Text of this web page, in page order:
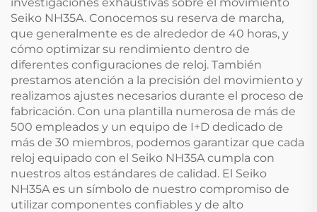
Seiko NH35A. Conocemos su reserva de marcha,
que generalmente es de alrededor de 40 horas, y
cómo optimizar su rendimiento dentro de
diferentes configuraciones de reloj. También
prestamos atención a la precisión del movimiento y
realizamos ajustes necesarios durante el proceso de
fabricación. Con una plantilla numerosa de más de
500 empleados y un equipo de I+D dedicado de
más de 30 miembros, podemos garantizar que cada
reloj equipado con el Seiko NH35A cumpla con
nuestros altos estándares de calidad. El Seiko
NH35A es un símbolo de nuestro compromiso de
utilizar componentes confiables y de alto